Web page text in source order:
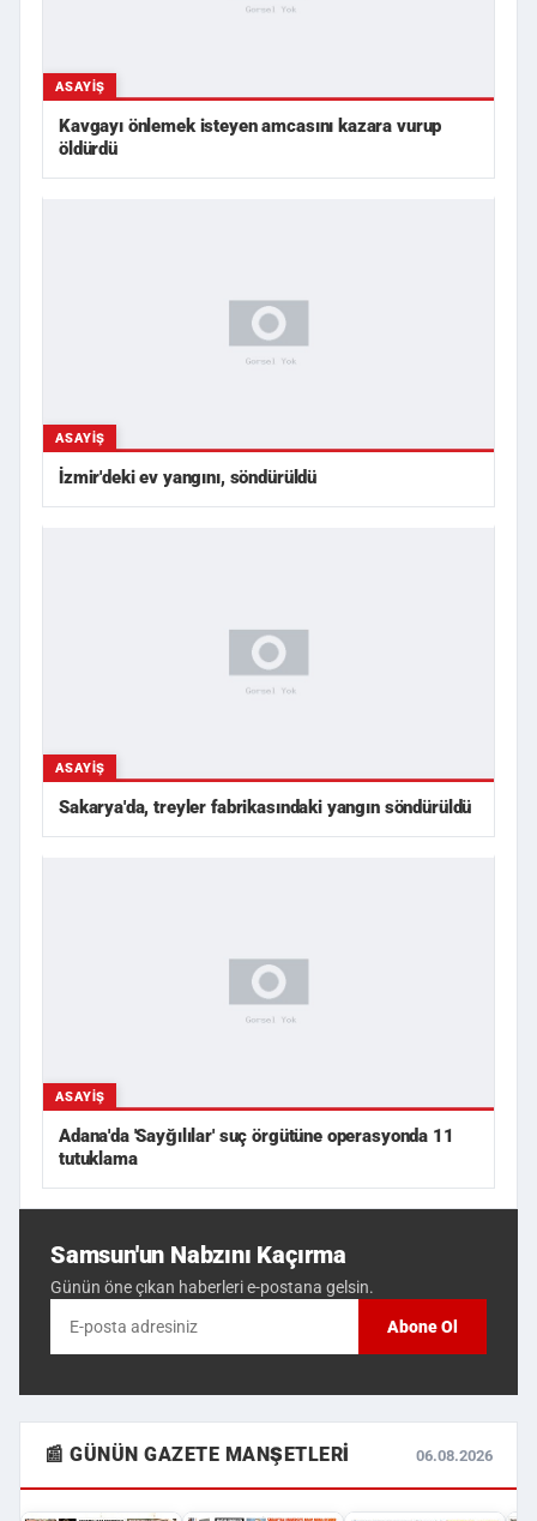
ASAYIŞ
Kavgayı önlemek isteyen amcasını kazara vurup
öldürdü
ASAYIŞ
İzmir'deki ev yangını, söndürüldü
ASAYIŞ
Sakarya'da, treyler fabrikasındaki yangın söndürüldü
ASAYIŞ
Adana'da 'Sayğılılar' suç örgütüne operasyonda 11
tutuklama
Samsun'un Nabzını Kaçırma
Günün öne çıkan haberleri e-postana gelsin.
Abone Ol
📰 GÜNÜN GAZETE MANŞETLERI 06.08.2026